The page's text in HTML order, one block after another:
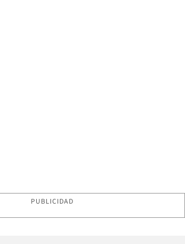
PUBLICIDAD